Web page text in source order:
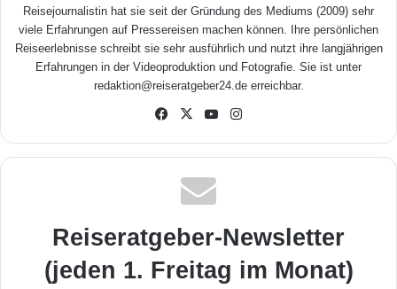
Reisejournalistin hat sie seit der Gründung des Mediums (2009) sehr
viele Erfahrungen auf Pressereisen machen können. Ihre persönlichen
Reiseerlebnisse schreibt sie sehr ausführlich und nutzt ihre langjährigen
Erfahrungen in der Videoproduktion und Fotografie. Sie ist unter
redaktion@reiseratgeber24.de erreichbar.
Fa
ook
X
Yo
be am
Reiseratgeber-Newsletter
(jeden 1. Freitag im Monat)